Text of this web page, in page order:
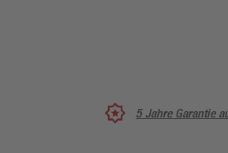
5 Jahre Garantie